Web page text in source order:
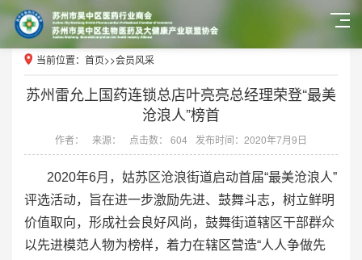
当前位置： 首页>>会员风采
苏州雷允上国药连锁总店叶亮亮总经理荣登“最美
沧浪人”榜首
作者： 来源： 点击数： 604 发布时间：2020年7月9日
2020年6月，姑苏区沧浪街道启动首届“最美沧浪人”
评选活动，旨在进一步激励先进、鼓舞斗志，树立鲜明
价值取向，形成社会良好风尚，鼓舞街道辖区干部群众
以先进模范人物为榜样，着力在辖区营造“人人争做先